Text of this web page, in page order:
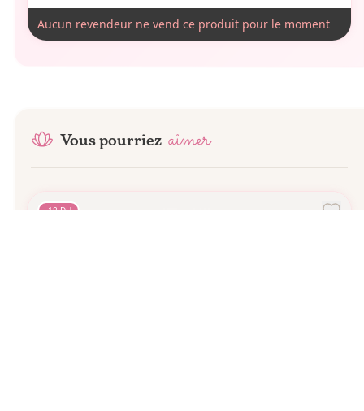
Aucun revendeur ne vend ce produit pour le moment
Vous pourriez aimer
-18DH